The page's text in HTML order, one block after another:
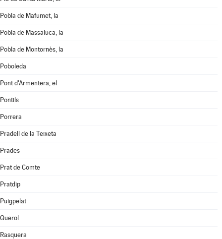
Pobla de Mafumet, la
Pobla de Massaluca, la
Pobla de Montornès, la
Poboleda
Pont d'Armentera, el
Pontils
Porrera
Pradell de la Teixeta
Prades
Prat de Comte
Pratdip
Puigpelat
Querol
Rasquera